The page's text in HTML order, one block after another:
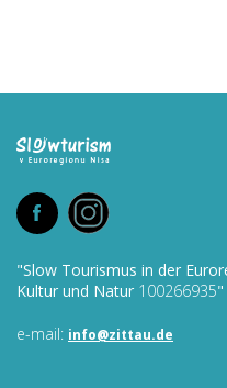
"Slow Tourismus in der
Kultur und Natur 100266935"
e-mail: info@zittau.de